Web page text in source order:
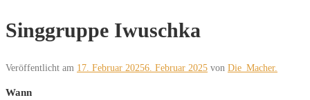
Singgruppe Iwuschka
Veröffentlicht am 17. Februar 20256. Februar 2025 von Die_Macher.
Wann